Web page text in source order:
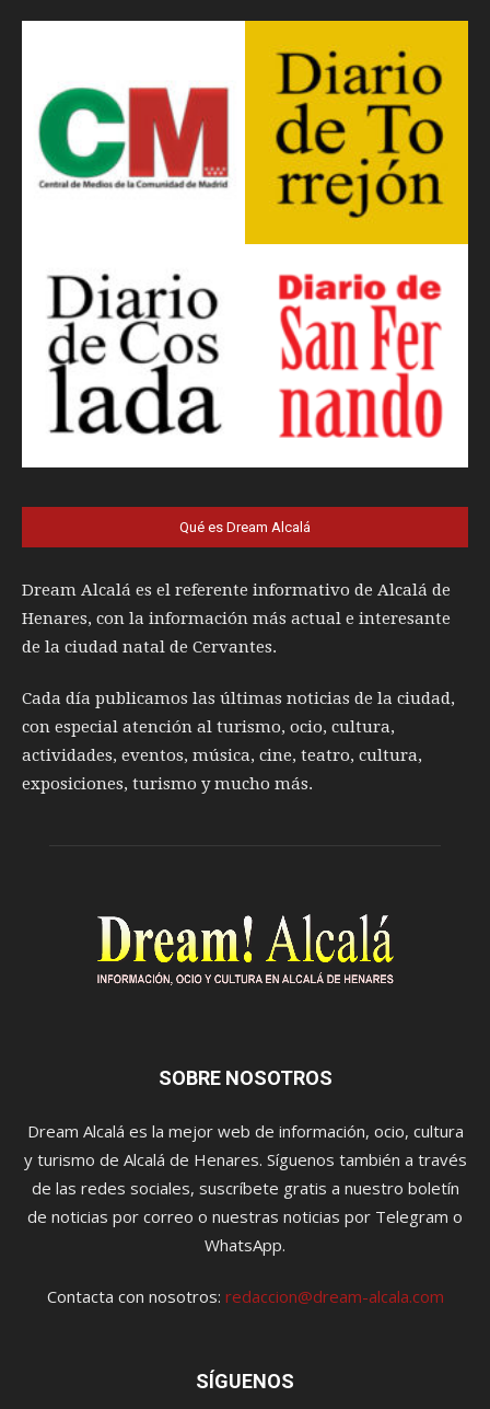
Qué es Dream Alcalá
Dream Alcalá es el referente informativo de Alcalá de
Henares, con la información más actual e interesante
de la ciudad natal de Cervantes.
Cada día publicamos las últimas noticias de la ciudad,
con especial atención al turismo, ocio, cultura,
actividades, eventos, música, cine, teatro, cultura,
exposiciones, turismo y mucho más.
SOBRE NOSOTROS
Dream Alcalá es la mejor web de información, ocio, cultura
y turismo de Alcalá de Henares. Síguenos también a través
de las redes sociales, suscríbete gratis a nuestro boletín
de noticias por correo o nuestras noticias por Telegram o
WhatsApp.
Contacta con nosotros: redaccion@dream-alcala.com
SÍGUENOS